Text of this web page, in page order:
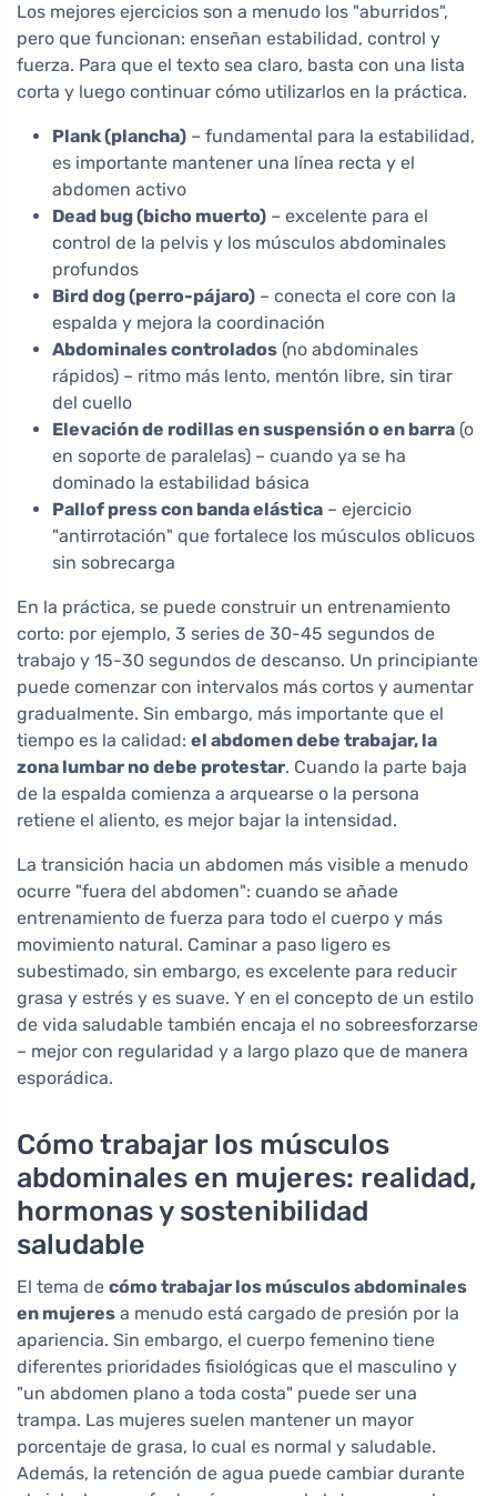
Los mejores ejercicios son a menudo los "aburridos",
pero que funcionan: enseñan estabilidad, control y
fuerza. Para que el texto sea claro, basta con una lista
corta y luego continuar cómo utilizarlos en la práctica.
Plank (plancha) – fundamental para la estabilidad,
es importante mantener una línea recta y el
abdomen activo
Dead bug (bicho muerto) – excelente para el
control de la pelvis y los músculos abdominales
profundos
Bird dog (perro-pájaro) – conecta el core con la
espalda y mejora la coordinación
Abdominales controlados (no abdominales
rápidos) – ritmo más lento, mentón libre, sin tirar
del cuello
Elevación de rodillas en suspensión o en barra (o
en soporte de paralelas) – cuando ya se ha
dominado la estabilidad básica
Pallof press con banda elástica – ejercicio
"antirrotación" que fortalece los músculos oblicuos
sin sobrecarga
En la práctica, se puede construir un entrenamiento
corto: por ejemplo, 3 series de 30-45 segundos de
trabajo y 15-30 segundos de descanso. Un principiante
puede comenzar con intervalos más cortos y aumentar
gradualmente. Sin embargo, más importante que el
tiempo es la calidad: el abdomen debe trabajar, la
zona lumbar no debe protestar. Cuando la parte baja
de la espalda comienza a arquearse o la persona
retiene el aliento, es mejor bajar la intensidad.
La transición hacia un abdomen más visible a menudo
ocurre "fuera del abdomen": cuando se añade
entrenamiento de fuerza para todo el cuerpo y más
movimiento natural. Caminar a paso ligero es
subestimado, sin embargo, es excelente para reducir
grasa y estrés y es suave. Y en el concepto de un estilo
de vida saludable también encaja el no sobreesforzarse
– mejor con regularidad y a largo plazo que de manera
esporádica.
Cómo trabajar los músculos
abdominales en mujeres: realidad,
hormonas y sostenibilidad
saludable
El tema de cómo trabajar los músculos abdominales
en mujeres a menudo está cargado de presión por la
apariencia. Sin embargo, el cuerpo femenino tiene
diferentes prioridades fisiológicas que el masculino y
"un abdomen plano a toda costa" puede ser una
trampa. Las mujeres suelen mantener un mayor
porcentaje de grasa, lo cual es normal y saludable.
Además, la retención de agua puede cambiar durante